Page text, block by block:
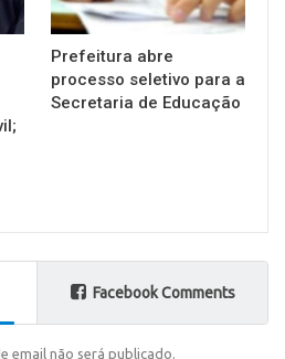
Prefeitura abre
processo seletivo para a
Secretaria de Educação
Facebook Comments
email não será publicado.